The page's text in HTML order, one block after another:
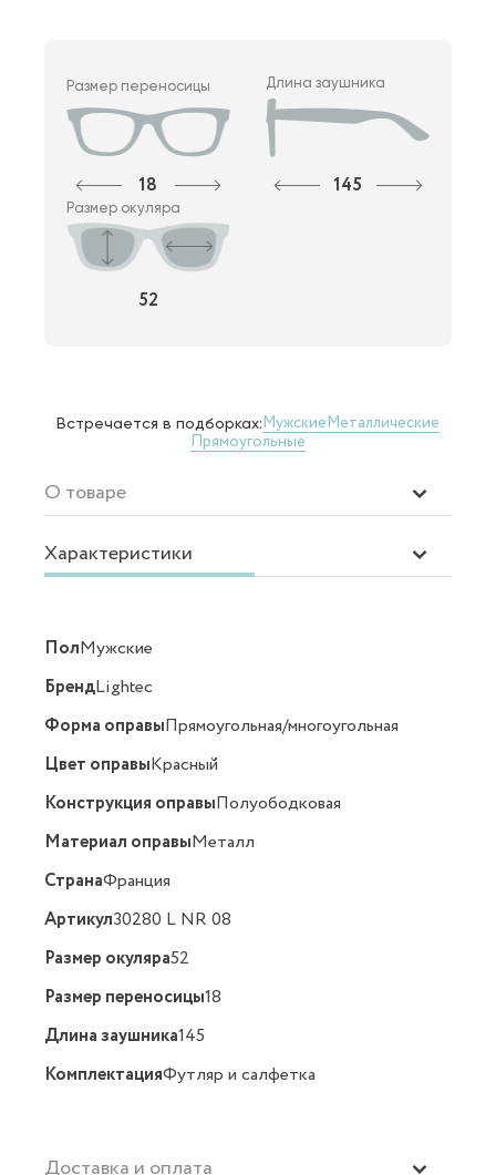
Размер переносицы
18
Длина заушника
145
Размер окуляра
52
Встречается в подборках:МужскиеМеталлические
Прямоугольные
О товаре
Характеристики
ПолМужские
БрендLightec
Форма оправыПрямоугольная/многоугольная
Цвет оправыКрасный
Конструкция оправыПолуободковая
Материал оправыМеталл
СтранаФранция
Артикул30280 L NR 08
Размер окуляра52
Размер переносицы18
Длина заушника145
КомплектацияФутляр и салфетка
Доставка и оплата